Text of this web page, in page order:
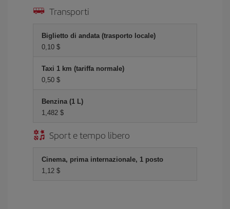
Transporti
Biglietto di andata (trasporto locale)
0,10 $
Taxi 1 km (tariffa normale)
0,50 $
Benzina (1 L)
1,482 $
Sport e tempo libero
Cinema, prima internazionale, 1 posto
1,12 $